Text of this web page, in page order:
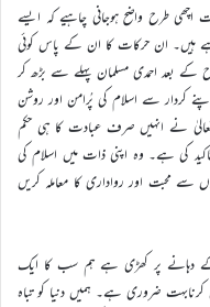
اچھی طرح واضح ہوجانی چاہیے کہ ایسے
ہیں۔ ان حرکات کا ان کے پاس کوئی
کے بعد احمدی مسلمان پہلے سے بڑھ کر
کردار سے اسلام کی پُرامن اور روشن
نے انہیں صرف عبادت کا ہی حکم
کی ہے۔ وہ اپنی ذات میں اسلام کی
سے محبت اور رواداری کا معاملہ کریں
کے دہانے پر کھڑی ہے ہم سب کا ایک
ضروری ہے۔ ہمیں دنیا کو تباہ